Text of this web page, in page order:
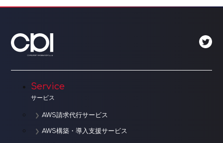
Service
サービス
AWS請求代行サービス
AWS構築・導入支援サービス